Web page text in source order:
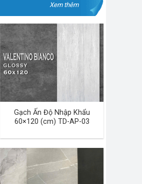
Xem thêm
Gạch Ấn Độ Nhập Khẩu
60×120 (cm) TD-AP-03